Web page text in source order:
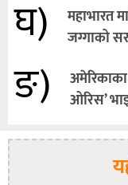
घ)
महाभारत
जग्गाको
ङ)
ओरिस’